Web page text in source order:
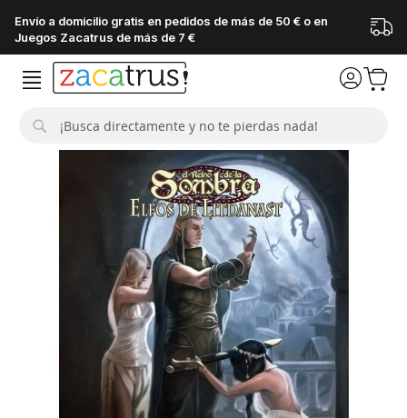
Envío a domicilio gratis en pedidos de más de 50 € o en
Juegos Zacatrus de más de 7 €
Buscar